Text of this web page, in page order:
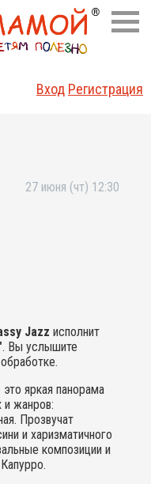
Вход Регистрация
27 июня (чт) 12:30
Jazz исполнит
. Вы услышите
яркая панорама
и жанров:
Прозвучат
и харизматичного
композиции и